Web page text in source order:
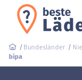
Bundesländer
bipa